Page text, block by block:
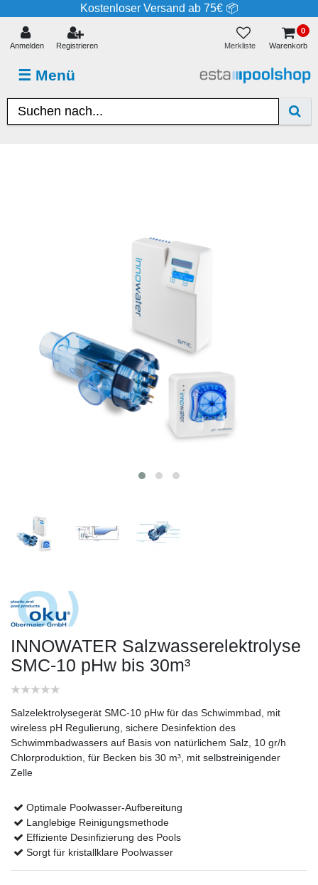
Kostenloser Versand ab 75€ 📦
☰ Menü
Anmelden Registrieren Merkliste
0
Warenkorb
INNOWATER Salzwasserelektrolyse
SMC-10 pHw bis 30m³
Salzelektrolysegerät SMC-10 pHw für das Schwimmbad, mit
wireless pH Regulierung, sichere Desinfektion des
Schwimmbadwassers auf Basis von natürlichem Salz, 10 gr/h
Chlorproduktion, für Becken bis 30 m³, mit selbstreinigender
Zelle
Optimale Poolwasser-Aufbereitung
Langlebige Reinigungsmethode
Effiziente Desinfizierung des Pools
Sorgt für kristallklare Poolwasser